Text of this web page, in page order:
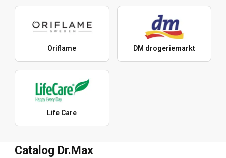
Oriflame DM drogeriemarkt
Life Care
Catalog Dr.Max